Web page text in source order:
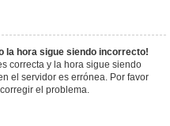
la hora sigue siendo incorrecto!
correcta y la hora sigue siendo
el servidor es errónea. Por favor
el problema.